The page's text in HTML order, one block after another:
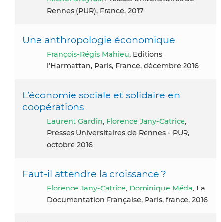
Rennes (PUR), France, 2017
Une anthropologie économique
François-Régis Mahieu, Editions
l’Harmattan, Paris, France, décembre 2016
L’économie sociale et solidaire en
coopérations
Laurent Gardin, Florence Jany-Catrice,
Presses Universitaires de Rennes - PUR,
octobre 2016
Faut-il attendre la croissance ?
Florence Jany-Catrice, Dominique Méda, La
Documentation Française, Paris, france, 2016